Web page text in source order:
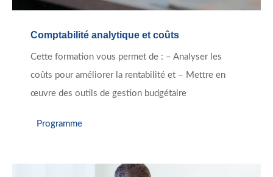
Comptabilité analytique et coûts
Cette formation vous permet de : – Analyser les
coûts pour améliorer la rentabilité et – Mettre en
œuvre des outils de gestion budgétaire
Programme